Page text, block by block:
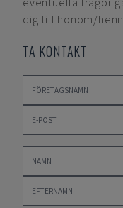
dig till honom/
TA KONTAKT